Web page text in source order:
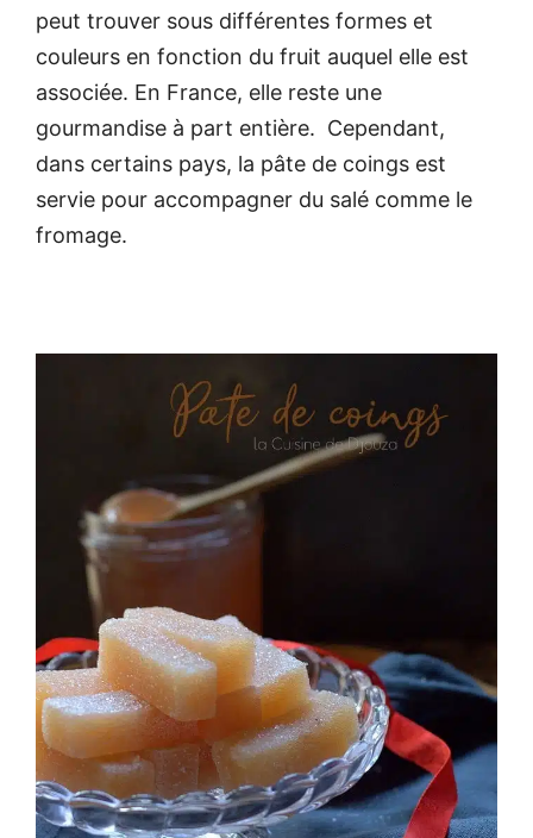
peut trouver sous différentes formes et
couleurs en fonction du fruit auquel elle est
associée. En France, elle reste une
gourmandise à part entière. Cependant,
dans certains pays, la pâte de coings est
servie pour accompagner du salé comme le
fromage.